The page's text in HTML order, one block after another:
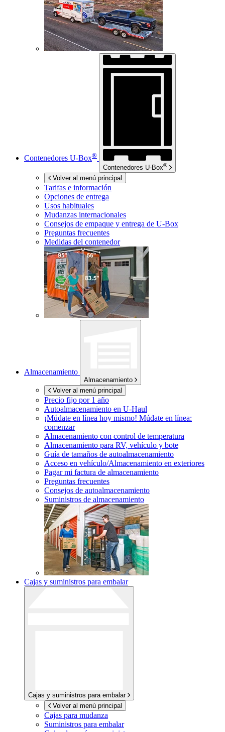
Contenedores U-Box®
Contenedores U-Box®
Volver al menú principal
Tarifas e información
Opciones de entrega
Usos habituales
Mudanzas internacionales
Consejos de empaque y entrega de U-Box
Preguntas frecuentes
Medidas del contenedor
Almacenamiento
Almacenamiento
Volver al menú principal
Precio fijo por 1 año
Autoalmacenamiento en U-Haul
¡Múdate en línea hoy mismo! Múdate en línea:
comenzar
Almacenamiento con control de temperatura
Almacenamiento para RV, vehículo y bote
Guía de tamaños de autoalmacenamiento
Acceso en vehículo/Almacenamiento en exteriores
Pagar mi factura de almacenamiento
Preguntas frecuentes
Consejos de autoalmacenamiento
Suministros de almacenamiento
Cajas y suministros para embalar
Cajas y suministros para embalar
Volver al menú principal
Cajas para mudanza
Suministros para embalar